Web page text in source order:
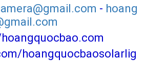
- hoang
hoangquocbaosolarlig